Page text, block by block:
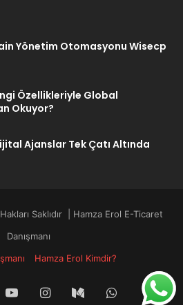
Yönetim Otomasyonu Wisecp
Özellikleriyle Global
Okuyor?
Ajanslar Tek Çatı Altında
Saklıdır | Hamza Erol E-Ticaret
Danışmanı
Hamza Erol Kimdir?
YouTubeInstagram
MediumWhatsApp